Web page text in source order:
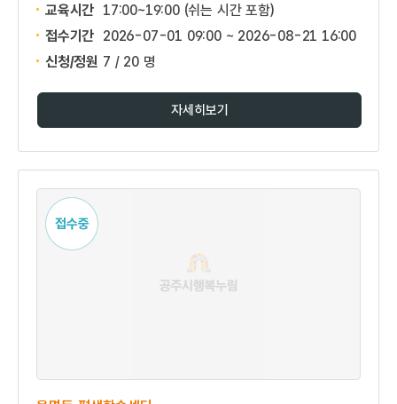
교육시간 17:00~19:00 (쉬는 시간 포함)
접수기간 2026-07-01 09:00 ~ 2026-08-21 16:00
신청/정원 7 / 20 명
자세히보기
접수중